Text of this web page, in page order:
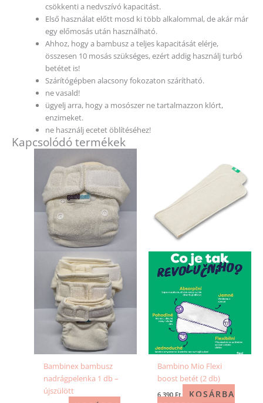
csökkenti a nedvszívó kapacitást.
Első használat előtt mosd ki több alkalommal, de akár már
egy előmosás után használható.
Ahhoz, hogy a bambusz a teljes kapacitását elérje,
összesen 10 mosás szükséges, ezért addig használj turbó
betétet is!
Szárítógépben alacsony fokozaton szárítható.
ne vasald!
ügyelj arra, hogy a mosószer ne tartalmazzon klórt,
enzimeket.
ne használj ecetet öblítéséhez!
Kapcsolódó termékek
Bambinex bambusz
nadrágpelenka 1 db –
újszülött
Bambino Mio Flexi
boost betét (2 db)
6 390Ft
KOSÁRBA